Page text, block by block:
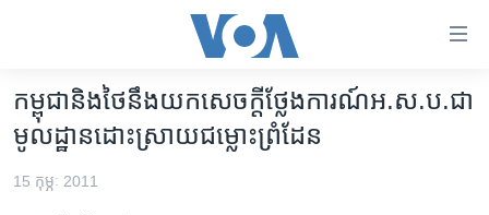
គេហទំព័រ​
ទាក់ទង
រំលង​
និង​
កម្ពុជា
អន្តរជាតិ
អាមេរិក
កម្ពុជា​និង​ថៃ​នឹង​យក​សេចក្តី​ថ្លែង​ការណ៍​​អ.ស.ប.​ជា​
មូលដ្ឋាន​ដោះស្រាយ​​ជម្លោះ​ព្រំដែន
15 កុម្ភៈ 2011